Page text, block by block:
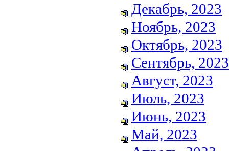
Декабрь, 2023
Ноябрь, 2023
Октябрь, 2023
Сентябрь, 2023
Август, 2023
Июль, 2023
Июнь, 2023
Май, 2023